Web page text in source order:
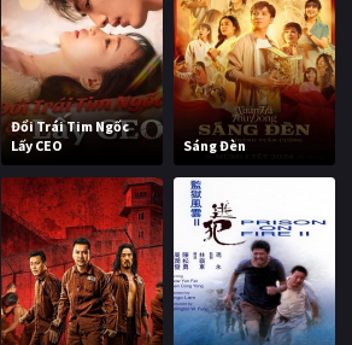
Đổi Trái Tim Ngốc
Lấy CEO
Sáng Đèn